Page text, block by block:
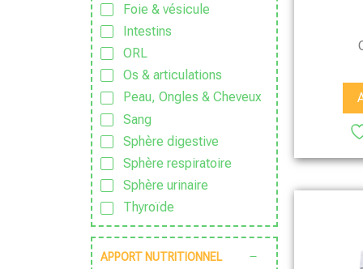
Foie & vésicule
Intestins
ORL
Os & articulations
Peau, Ongles & Cheveux
Sang
Sphère digestive
Sphère respiratoire
Sphère urinaire
Thyroïde
APPORT NUTRITIONNEL